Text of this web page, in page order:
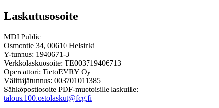
Laskutusosoite
MDI Public
Osmontie 34, 00610 Helsinki
Y-tunnus: 1940671-3
Verkkolaskuosoite: TE003719406713
Operaattori: TietoEVRY Oy
Välittäjätunnus: 003701011385
Sähköpostiosoite PDF-muotoisille laskuille:
talous.100.ostolaskut@fcg.fi